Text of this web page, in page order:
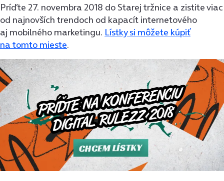
Príďte 27. novembra 2018 do Starej tržnice a zistite viac
od najnovších trendoch od kapacít internetového
aj mobilného marketingu. Lístky si môžete kúpiť
na tomto mieste.